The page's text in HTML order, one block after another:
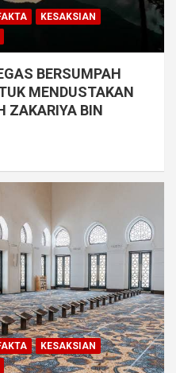
KESAKSIAN
BERSUMPAH
MENDUSTAKAN
ZAKARIYA BIN
KESAKSIAN